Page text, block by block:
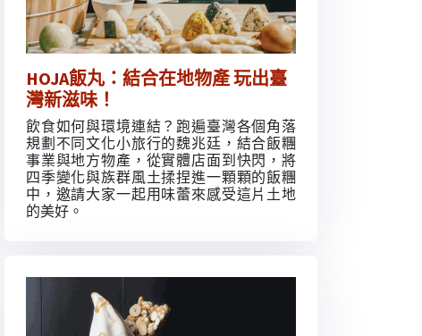
HOJA飯丸：結合在地物產 玩出臺
灣新滋味！
飲食如何與環境連結？跑遍臺灣各個角落
規劃不同文化小旅行的魏兆廷，結合飯糰
事業與地方物產，從實體店面到快閃，將
四季變化與族群風土揉捏進一顆顆的飯糰
中，邀請大家一起用味蕾來感受這片土地
的美好。